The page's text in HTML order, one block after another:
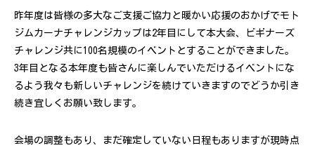
昨年度は皆様の多大なご支援ご協力と暖かい応援のおかげでモト
ジムカーナチャレンジカップは2年目にして本大会、ビギナーズ
チャレンジ共に100名規模のイベントとすることができました。
3年目となる本年度も皆さんに楽しんでいただけるイベントにな
るよう我々も新しいチャレンジを続けていきますのでどうか引き
続き宜しくお願い致します。
会場の調整もあり、まだ確定していない日程もありますが現時点